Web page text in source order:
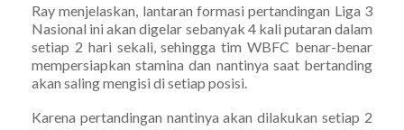
Ray menjelaskan, lantaran formasi pertandingan Liga 3
Nasional ini akan digelar sebanyak 4 kali putaran dalam
setiap 2 hari sekali, sehingga tim WBFC benar-benar
mempersiapkan stamina dan nantinya saat bertanding
akan saling mengisi di setiap posisi.
Karena pertandingan nantinya akan dilakukan setiap 2